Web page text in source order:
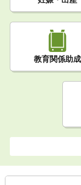
教育関係助成